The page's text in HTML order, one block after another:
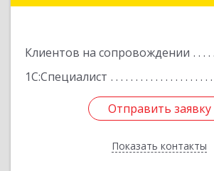
Клиентов на сопровождении
1С:Специалист
Отправить заявку
Показать контакты
Отправить заявку
Назад